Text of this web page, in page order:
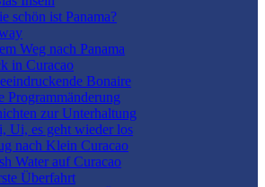
schön ist Panama?
Weg nach Panama
in Curacao
Bonaire
Programmänderung
zur Unterhaltung
Ui, es geht wieder los
nach Klein Curacao
Water auf Curacao
Überfahrt